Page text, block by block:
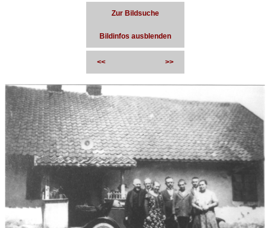
Zur Bildsuche
Bildinfos ausblenden
<< >>